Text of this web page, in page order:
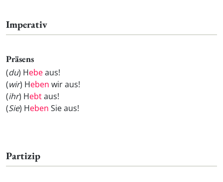
Imperativ
Präsens
(du) Hebeaus!
(wir) Heben wir aus!
(ihr) Hebtaus!
(Sie) Heben Sie aus!
Partizip